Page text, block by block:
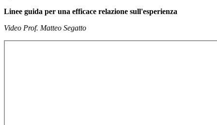
Linee guida per una efficace relazione sull'esperienza
Video Prof. Matteo Segatto